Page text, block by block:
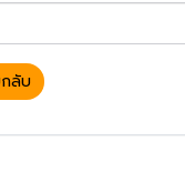
ลับ